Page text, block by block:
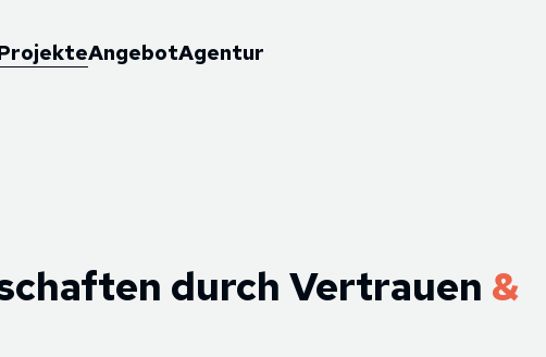
AngebotAgentur
durch Vertrauen &